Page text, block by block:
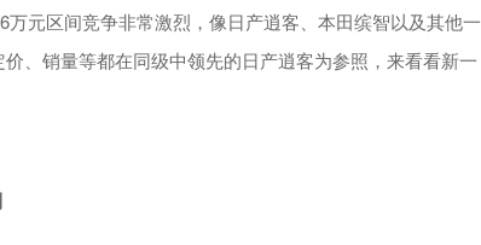
元区间竞争非常激烈，像日产逍客、本田缤智以及其他一
、销量等都在同级中领先的日产逍客为参照，来看看新一